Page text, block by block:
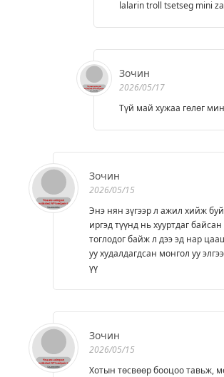
lalarin troll tsetseg mini
Зочин
2026/05/17
Түй май хужаа гөлөг
Зочин
2026/05/15
Энэ нян зүгээр л ажил хийж
иргэд түүнд нь хууртдаг
тоглодог байж л дээ эд нар
уу худалдагдсан монгол уу
үү
Зочин
2026/05/15
Хотын төсвөөр бооцоо тавьж,